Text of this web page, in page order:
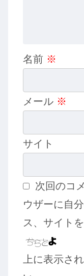
名前 ※
メール ※
サイト
次回のコ
ウザーに自
ス、サイト
上に表示さ